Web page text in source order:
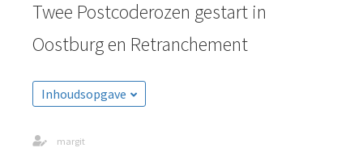
Twee Postcoderozen gestart in
Oostburg en Retranchement
Inhoudsopgave
margit
deze
kan de